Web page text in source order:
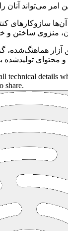
سازوکارهای
آزار
technical details
share.